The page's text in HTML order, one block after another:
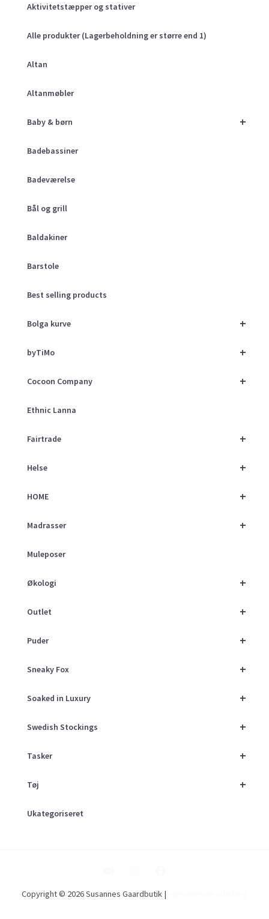
Aktivitetstæpper og stativer
Alle produkter (Lagerbeholdning er større end 1)
Altan
Altanmøbler
+
Baby & børn
Badebassiner
Badeværelse
Bål og grill
Baldakiner
Barstole
Best selling products
+
Bolga kurve
+
byTiMo
+
Cocoon Company
Ethnic Lanna
+
Fairtrade
+
Helse
+
HOME
+
Madrasser
Muleposer
+
Økologi
+
Outlet
+
Puder
+
Sneaky Fox
+
Soaked in Luxury
+
Swedish Stockings
+
Tasker
+
Tøj
Ukategoriseret
Copyright © 2026 Susannes Gaardbutik |